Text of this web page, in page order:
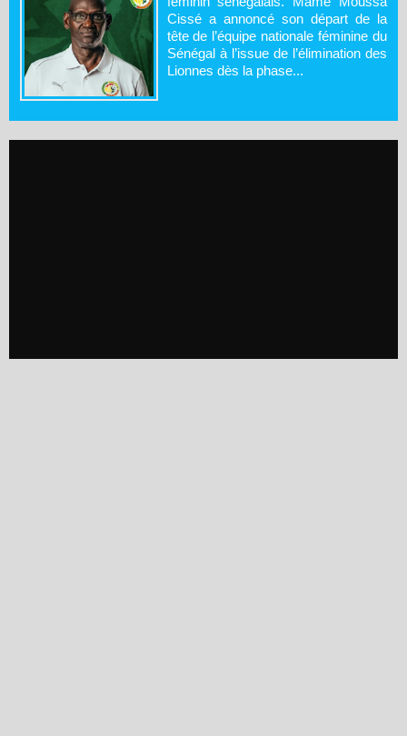
Cissé a annoncé son départ de la
tête de l’équipe nationale féminine du
Sénégal à l’issue de l’élimination des
Lionnes dès la phase...